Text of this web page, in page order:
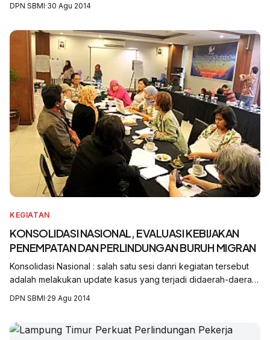
ada 22 Pokja, namun sayangnya tidak ada Pokja
DPN SBMI·30 Agu 2014
KEGIATAN
KONSOLIDASI NASIONAL, EVALUASI KEBIJAKAN
PENEMPATAN DAN PERLINDUNGAN BURUH MIGRAN
Konsolidasi Nasional : salah satu sesi danri kegiatan tersebut
adalah melakukan update kasus yang terjadi didaerah-daerah
yang berlaku, hasil evaluasi tersebut antara lain sebagai
DPN SBMI·29 Agu 2014